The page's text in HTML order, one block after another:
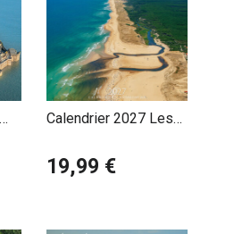
Calendrier 2027 Les
d'Huchet
19,99 €